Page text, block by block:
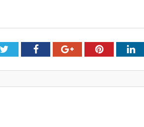
TwitterFacebookGoogle+Pinterest